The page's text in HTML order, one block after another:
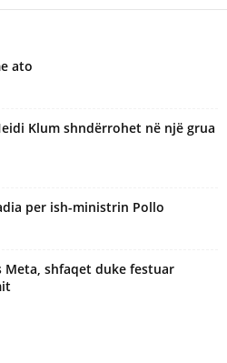
ato
Klum shndërrohet në një grua
per ish-ministrin Pollo
shfaqet duke festuar